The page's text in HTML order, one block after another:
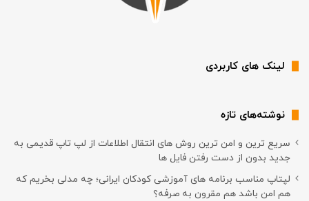
لینک های کاربردی
نوشته‌های تازه
سریع ترین و امن ترین روش های انتقال اطلاعات از لپ تاپ قدیمی به
جدید بدون از دست رفتن فایل ها
لپتاپ مناسب برنامه های آموزشی کودکان ایرانی؛ چه مدلی بخریم که
هم امن باشد هم مقرون به صرفه؟